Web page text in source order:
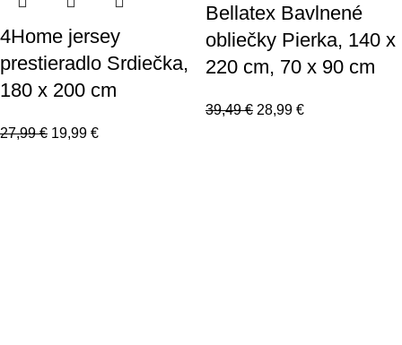
4Home jersey
prestieradlo Srdiečka,
180 x 200 cm
27,99€ 19,99 €
Bellatex Bavlnené
obliečky Pierka, 140 x
220 cm, 70 x 90 cm
39,49€ 28,99 €